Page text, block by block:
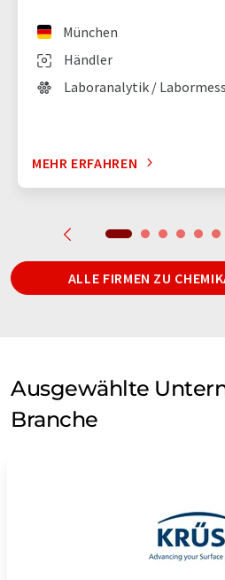
Händler
München
Laboranalytik /
MEHR ERFAHREN
ALLE FIRMEN ZU
Ausgewählte
Branche